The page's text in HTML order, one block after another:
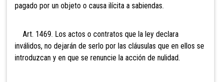
pagado por un objeto o causa ilícita a sabiendas.
Art. 1469. Los actos o contratos que la ley declara
inválidos, no dejarán de serlo por las cláusulas que en ellos se
introduzcan y en que se renuncie la acción de nulidad.